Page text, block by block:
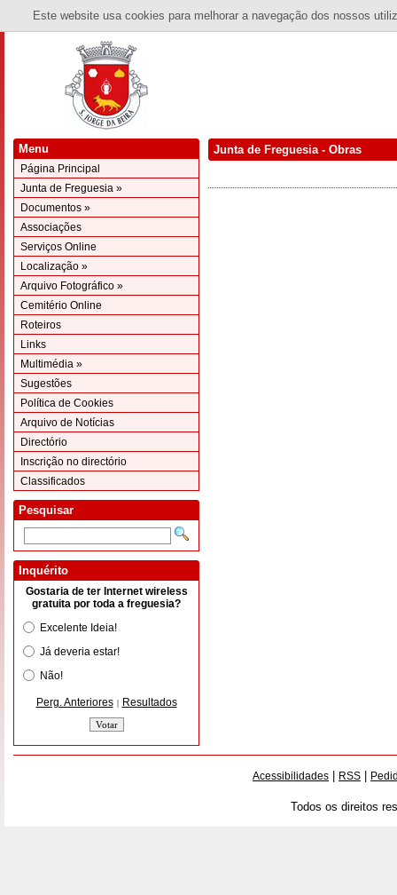
Este website usa cookies para melhorar a navegação dos nossos
Menu
Página Principal
Junta de Freguesia »
Documentos »
Associações
Serviços Online
Localização »
Arquivo Fotográfico »
Cemitério Online
Roteiros
Links
Multimédia »
Sugestões
Política de Cookies
Arquivo de Notícias
Directório
Inscrição no directório
Classificados
Pesquisar
Inquérito
Gostaria de ter Internet wireless
gratuita por toda a freguesia?
Excelente Ideia!
Já deveria estar!
Não!
Perg. Anteriores | Resultados
Junta de Freguesia - Obras
Acessibilidades RSS
Todos os direitos